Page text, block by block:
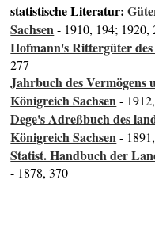
statistische Literatur:
Sachsen- 1910, 194; 1920,
Hofmann's Rittergüter
277
Jahrbuch des
Königreich Sachsen-
Dege's Adreßbuch des
Königreich Sachsen-
Statist. Handbuch der
- 1878, 370